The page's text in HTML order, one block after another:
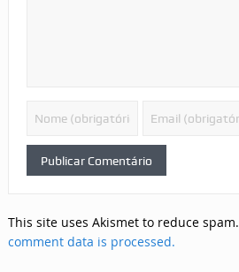
This site uses Akismet to reduce spam.
comment data is processed.